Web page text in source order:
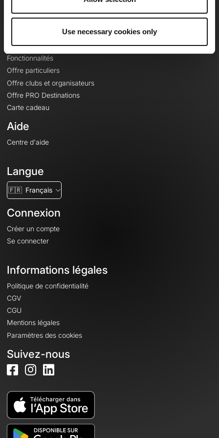
Use necessary cookies only
Le Mag'
Fonds de cartes topographiques
Fonctionnalités
Offre particuliers
Offre clubs et organisateurs
Offre PRO Destinations
Carte cadeau
Aide
Centre d'aide
Langue
🇫🇷 Français
Connexion
Créer un compte
Se connecter
Informations légales
Politique de confidentialité
CGV
CGU
Mentions légales
Paramètres des cookies
Suivez-nous